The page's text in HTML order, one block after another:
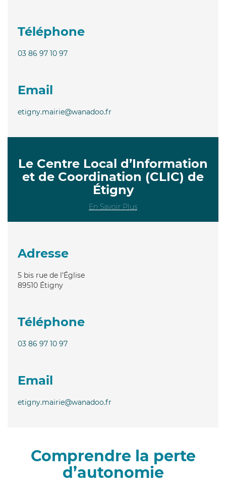
Téléphone
03 86 97 10 97
Email
etigny.mairie@wanadoo.fr
Le Centre Local d’Information
et de Coordination (CLIC) de
Étigny
En Savoir Plus
Adresse
5 bis rue de l'Église
89510 Étigny
Téléphone
03 86 97 10 97
Email
etigny.mairie@wanadoo.fr
Comprendre la perte
d’autonomie